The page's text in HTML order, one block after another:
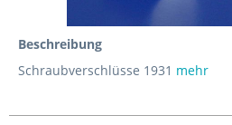
Beschreibung
Schraubverschlüsse 1931 mehr